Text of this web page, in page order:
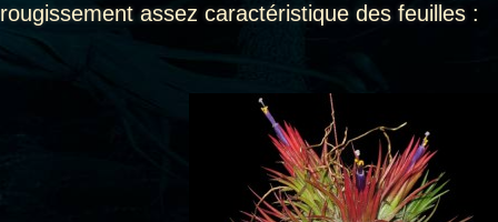
rougissement assez caractéristique des feuilles :